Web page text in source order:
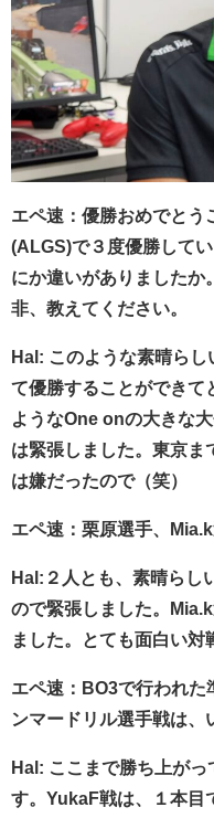
エペ速：優勝おめでと
(ALGS)で３度優勝して
にか違いがありましたか
非、教えてください。
Hal: このような素晴ら
て優勝することができて
ようなOne onの大きな
は緊張しました。東京ま
は嫌だったので（笑）
エペ速：栗原選手、
Hal:２人とも、素晴らし
ので緊張しました。
ました。とても面白い対
エペ速：BO3で行われ
ンマードリル選手戦は、
Hal: ここまで勝ち上が
す。YukaF戦は、１本目